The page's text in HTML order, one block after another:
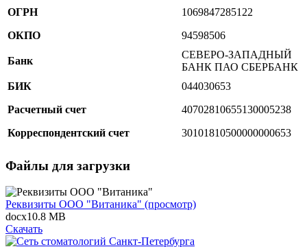
ОГРН
1069847285122
ОКПО
94598506
Банк
СЕВЕРО-ЗАПАДНЫЙ
БАНК ПАО СБЕРБАНК
БИК
044030653
Расчетный счет
40702810655130005238
Корреспондентский счет
30101810500000000653
Файлы для загрузки
Реквизиты ООО "Витаника" (просмотр)
docx10.8 MB
Скачать